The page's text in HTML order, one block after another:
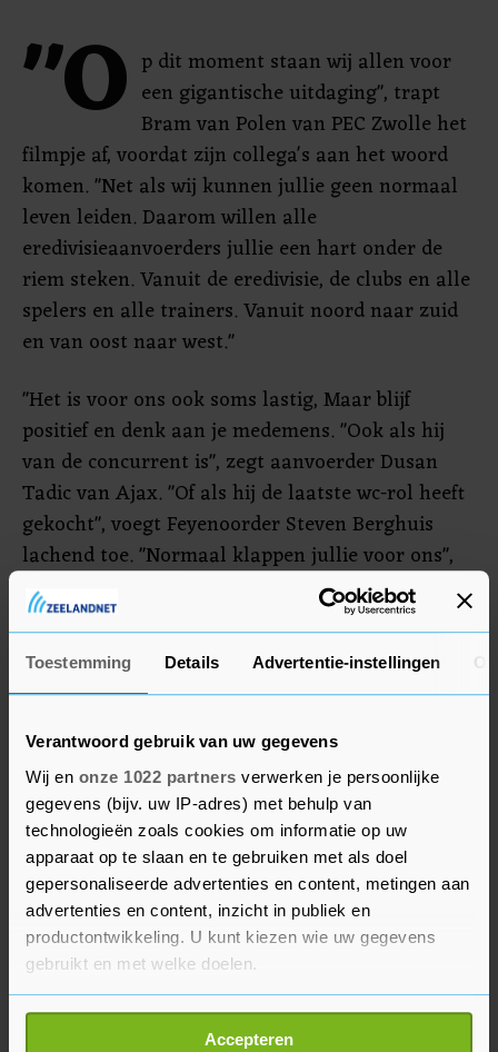
Toestemming Details Advertentie-instellingen
Verantwoord gebruik van uw gegevens
Wij en onze 1022 partners verwerken je persoonlijke
gegevens (bijv. uw IP-adres) met behulp van
technologieën zoals cookies om informatie op uw
apparaat op te slaan en te gebruiken met als doel
gepersonaliseerde advertenties en content, metingen aan
advertenties en content, inzicht in publiek en
productontwikkeling. U kunt kiezen wie uw gegevens
gebruikt en met welke doelen.
Als u het toestaat, willen we ook graag:
Informatie verzamelen over uw geografische
Accepteren
"O p dit moment staan wij allen voor
een gigantische uitdaging", trapt
Bram van Polen van PEC Zwolle het
filmpje af, voordat zijn collega's aan het woord
komen. "Net als wij kunnen jullie geen normaal
leven leiden. Daarom willen alle
eredivisieaanvoerders jullie een hart onder de
riem steken. Vanuit de eredivisie, de clubs en alle
spelers en alle trainers. Vanuit noord naar zuid
en van oost naar west."
"Het is voor ons ook soms lastig, Maar blijf
positief en denk aan je medemens. "Ook als hij
van de concurrent is", zegt aanvoerder Dusan
Tadic van Ajax. "Of als hij de laatste wc-rol heeft
gekocht", voegt Feyenoorder Steven Berghuis
lachend toe. "Normaal klappen jullie voor ons",
aldus Jordens Peters van Willem II. "Maar nu
klappen wij voor jullie", besluiten de achttien
aanvoerders samen.